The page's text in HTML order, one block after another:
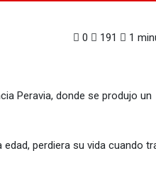
0 191
1
Peravia, donde se produjo un
perdiera su vida cuando